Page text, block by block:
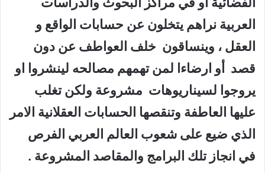
العربية نراهم يتخلون عن حسابات الواقع و
العقل ، وينساقون خلف العواطف عن دون
قصد أو ارضاءا لمن تهمهم مصالحه لينشروا او
يروجوا لسيناريوهات مشروعة ولكن تغلب
عليها العاطفة وتنقصها الحسابات العقلانية الامر
الذي ضيع على شعوب العالم العربي الفرص
في انجاز تلك البرامج والمقاصد المشروعة .